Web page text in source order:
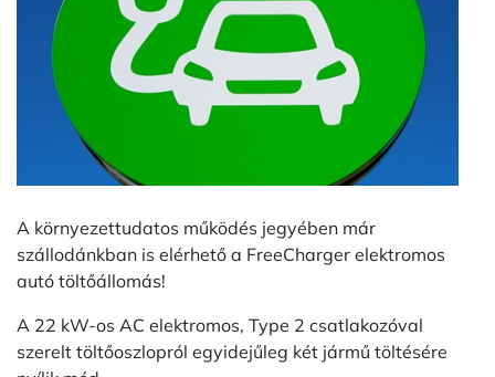
A környezettudatos működés jegyében már
szállodánkban is elérhető a FreeCharger elektromos
autó töltőállomás!
A 22 kW-os AC elektromos, Type 2 csatlakozóval
szerelt töltőoszlopról egyidejűleg két jármű töltésére